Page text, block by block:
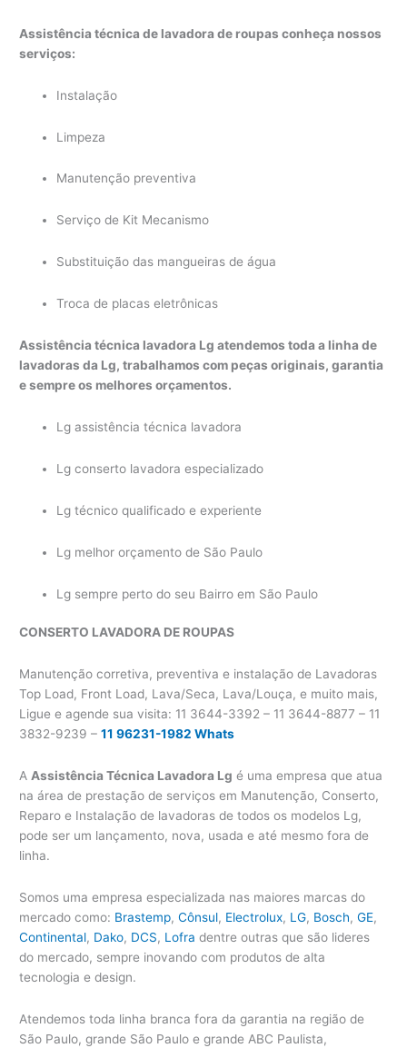
Assistência técnica de lavadora de roupas conheça nossos
serviços:
Instalação
Limpeza
Manutenção preventiva
Serviço de Kit Mecanismo
Substituição das mangueiras de água
Troca de placas eletrônicas
Assistência técnica lavadora Lg atendemos toda a linha de
lavadoras da Lg, trabalhamos com peças originais, garantia
e sempre os melhores orçamentos.
Lg assistência técnica lavadora
Lg conserto lavadora especializado
Lg técnico qualificado e experiente
Lg melhor orçamento de São Paulo
Lg sempre perto do seu Bairro em São Paulo
CONSERTO LAVADORA DE ROUPAS
Manutenção corretiva, preventiva e instalação de Lavadoras
Top Load, Front Load, Lava/Seca, Lava/Louça, e muito mais,
Ligue e agende sua visita: 11 3644-3392 – 11 3644-8877 – 11
3832-9239 –11 96231-1982 Whats
AAssistência Técnica Lavadora Lg é uma empresa que atua
na área de prestação de serviços em Manutenção, Conserto,
Reparo e Instalação de lavadoras de todos os modelos Lg,
pode ser um lançamento, nova, usada e até mesmo fora de
linha.
Somos uma empresa especializada nas maiores marcas do
mercado como: Brastemp,Cônsul, Electrolux, LG, Bosch,GE,
Continental, Dako, DCS, Lofra dentre outras que são lideres
do mercado, sempre inovando com produtos de alta
tecnologia e design.
Atendemos toda linha branca fora da garantia na região de
São Paulo, grande São Paulo e grande ABC Paulista,